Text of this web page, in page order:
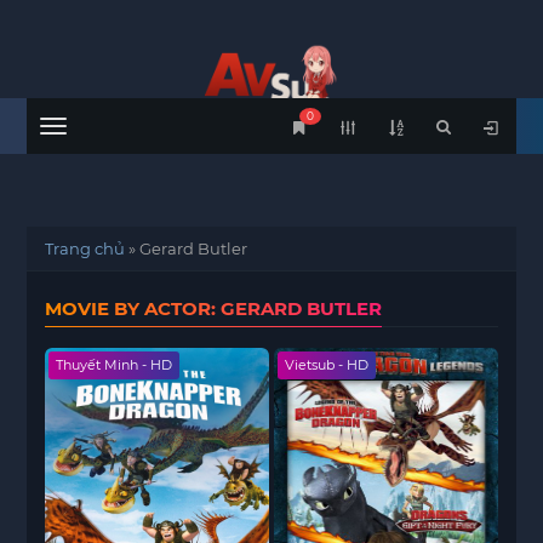
Menu
0
Trang chủ »Gerard Butler
MOVIE BY ACTOR: GERARD BUTLER
Thuyết Minh - HD Vietsub - HD